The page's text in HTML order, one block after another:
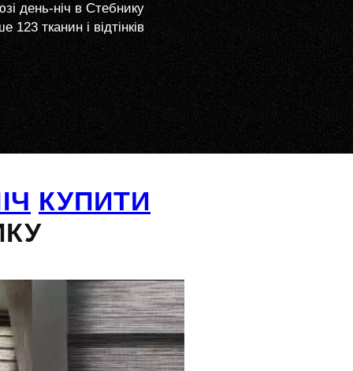
день-ніч в Стебнику
123 тканин і відтінків
КУПИТИ